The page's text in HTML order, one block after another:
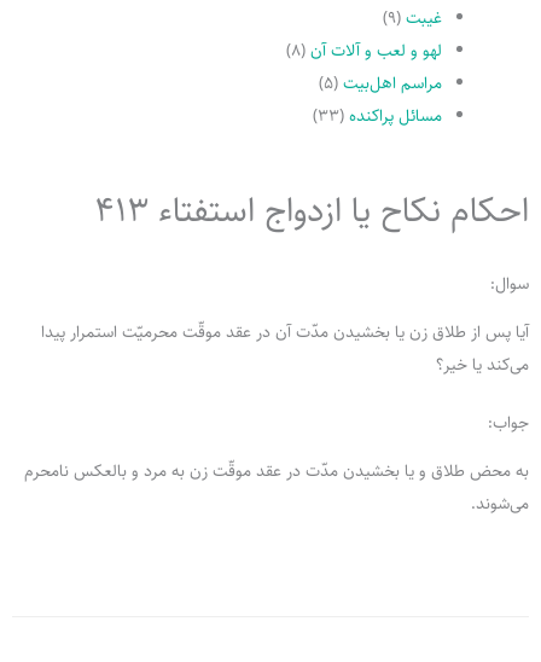
غیبت(۹)
لهو و لعب و آلات آن(۸)
مراسم اهل‌بیت(۵)
مسائل پراکنده(۳۳)
احکام نکاح یا ازدواج استفتاء 413
سوال:
آیا پس از طلاق زن یا بخشیدن مدّت آن در عقد موقّت محرمیّت استمرار پیدا
می‌کند یا خیر؟
جواب:
به محض طلاق و یا بخشیدن مدّت در عقد موقّت زن به مرد و بالعکس نامحرم
می‌شوند.